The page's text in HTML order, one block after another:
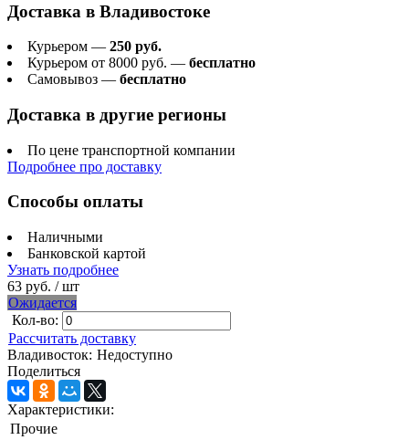
Доставка в Владивостоке
Курьером — 250 руб.
Курьером от 8000 руб. — бесплатно
Самовывоз — бесплатно
Доставка в другие регионы
По цене транспортной компании
Подробнее про доставку
Способы оплаты
Наличными
Банковской картой
Узнать подробнее
63 руб. / шт
Ожидается
Кол-во:
Рассчитать доставку
Владивосток: Недоступно
Поделиться
Характеристики:
Прочие